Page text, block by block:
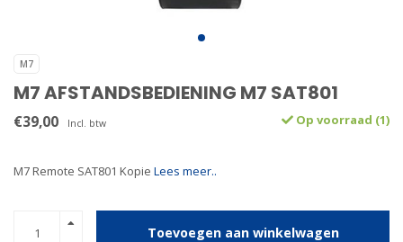
M7
M7 AFSTANDSBEDIENING M7 SAT801
€39,00 Incl. btw Op voorraad (1)
M7 Remote SAT801 Kopie Lees meer..
Toevoegen aan winkelwagen